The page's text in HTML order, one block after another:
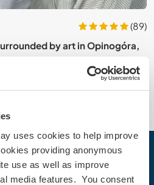
uses cookies to help improve
providing anonymous
use as well as improve
media features. You consent
(89)
by art in Opinogóra,
commence